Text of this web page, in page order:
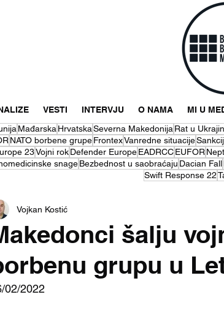
VESTI INTERVJU O NAMA MI U
Mađarska HrvatskaSeverna Makedonija Rat u
NATO borbene grupeFrontexVanredne situacije
23Vojni rok Defender Europe EADRCC EUFOR
snageBezbednost u saobraćaju Dacian Fall
Swift Response 22
šalju
grupu u
Vojkan Kostić
02/2022